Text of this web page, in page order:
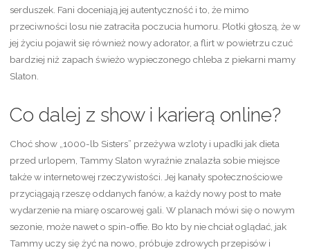
serduszek. Fani doceniają jej autentyczność i to, że mimo
przeciwności losu nie zatraciła poczucia humoru. Plotki głoszą, że w
jej życiu pojawił się również nowy adorator, a flirt w powietrzu czuć
bardziej niż zapach świeżo wypieczonego chleba z piekarni mamy
Slaton.
Co dalej z show i karierą online?
Choć show „1000-lb Sisters” przeżywa wzloty i upadki jak dieta
przed urlopem, Tammy Slaton wyraźnie znalazła sobie miejsce
także w internetowej rzeczywistości. Jej kanały społecznościowe
przyciągają rzeszę oddanych fanów, a każdy nowy post to małe
wydarzenie na miarę oscarowej gali. W planach mówi się o nowym
sezonie, może nawet o spin-offie. Bo kto by nie chciał oglądać, jak
Tammy uczy się żyć na nowo, próbuje zdrowych przepisów i